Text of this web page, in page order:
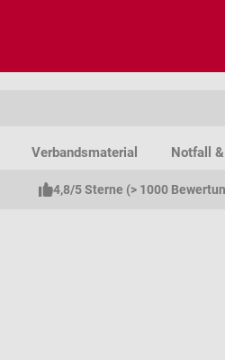
Verbandsmaterial Notfall
4,8/5 Sterne (> 1000